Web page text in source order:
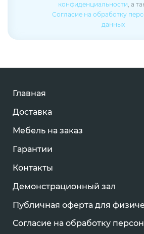
конфиденциальности, а
Согласие на обработку
данных
Главная
Доставка
Мебель на заказ
Гарантии
Контакты
Демонстрационный зал
Публичная оферта для
Согласие на обработку